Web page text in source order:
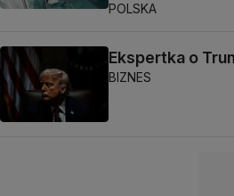
POLSKA
Ekspertka o
BIZNES